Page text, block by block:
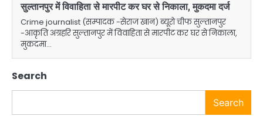
सुल्तानपुर में विवाहिता से मारपीट कर घर से निकाला, मुकदमा दर्ज
Crime journalist (सम्पादक -सेराज खान) ब्यूरो चीफ सुल्तानपुर
-आकृति अग्रहरि सुल्तानपुर में विवाहिता से मारपीट कर घर से निकाला,
मुकदमा…
Search
Search